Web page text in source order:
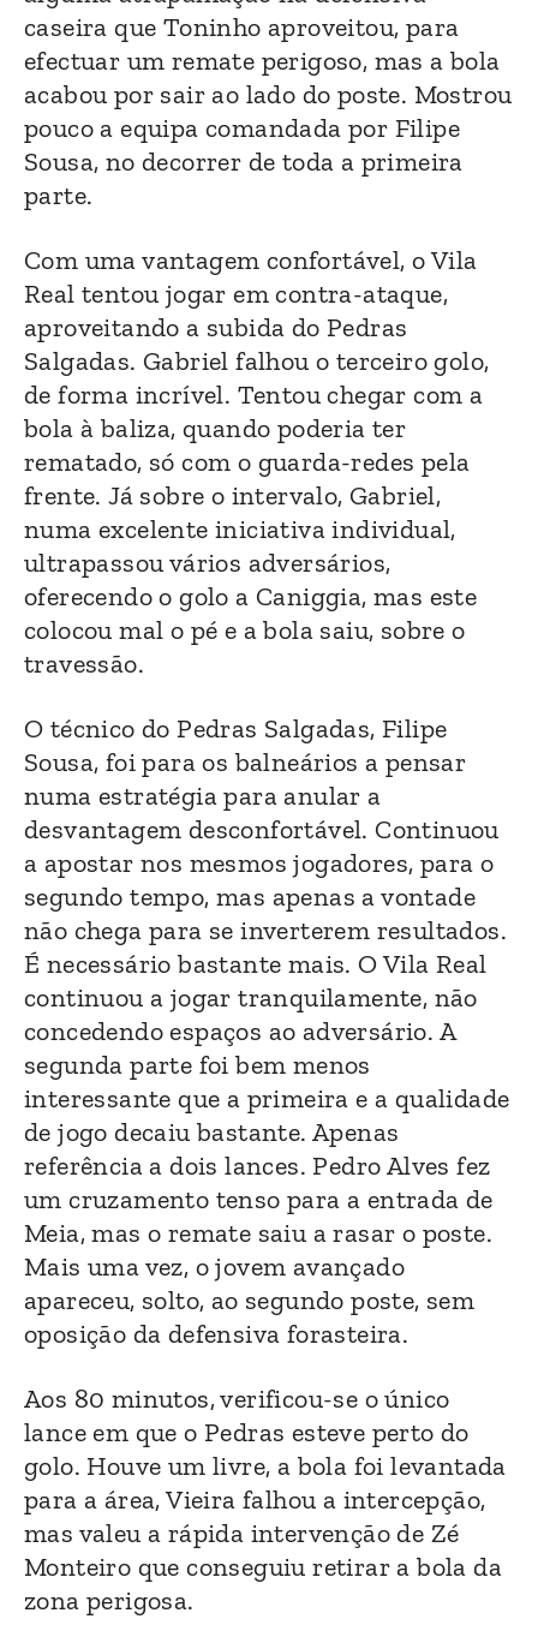
caseira que Toninho aproveitou, para
efectuar um remate perigoso, mas a bola
acabou por sair ao lado do poste. Mostrou
pouco a equipa comandada por Filipe
Sousa, no decorrer de toda a primeira
parte.
Com uma vantagem confortável, o Vila
Real tentou jogar em contra-ataque,
aproveitando a subida do Pedras
Salgadas. Gabriel falhou o terceiro golo,
de forma incrível. Tentou chegar com a
bola à baliza, quando poderia ter
rematado, só com o guarda-redes pela
frente. Já sobre o intervalo, Gabriel,
numa excelente iniciativa individual,
ultrapassou vários adversários,
oferecendo o golo a Caniggia, mas este
colocou mal o pé e a bola saiu, sobre o
travessão.
O técnico do Pedras Salgadas, Filipe
Sousa, foi para os balneários a pensar
numa estratégia para anular a
desvantagem desconfortável. Continuou
a apostar nos mesmos jogadores, para o
segundo tempo, mas apenas a vontade
não chega para se inverterem resultados.
É necessário bastante mais. O Vila Real
continuou a jogar tranquilamente, não
concedendo espaços ao adversário. A
segunda parte foi bem menos
interessante que a primeira e a qualidade
de jogo decaiu bastante. Apenas
referência a dois lances. Pedro Alves fez
um cruzamento tenso para a entrada de
Meia, mas o remate saiu a rasar o poste.
Mais uma vez, o jovem avançado
apareceu, solto, ao segundo poste, sem
oposição da defensiva forasteira.
Aos 80 minutos, verificou-se o único
lance em que o Pedras esteve perto do
golo. Houve um livre, a bola foi levantada
para a área, Vieira falhou a intercepção,
mas valeu a rápida intervenção de Zé
Monteiro que conseguiu retirar a bola da
zona perigosa.